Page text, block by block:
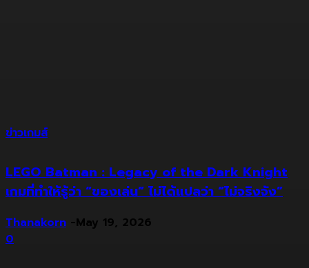
ข่าวเกมส์
LEGO Batman : Legacy of the Dark Knight
เกมที่ทำให้รู้ว่า “ของเล่น” ไม่ได้แปลว่า “ไม่จริงจัง”
Thanakorn -May 19, 2026
0